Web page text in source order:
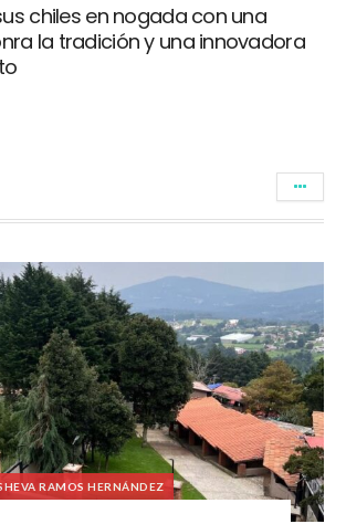
chiles en nogada con una
la tradición y una innovadora
RAMOS HERNÁNDEZ